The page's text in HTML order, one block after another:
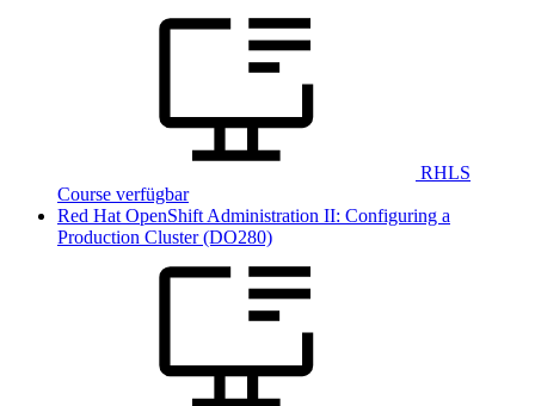
RHLS
Course verfügbar
Red Hat OpenShift Administration II: Configuring a
Production Cluster(DO280)